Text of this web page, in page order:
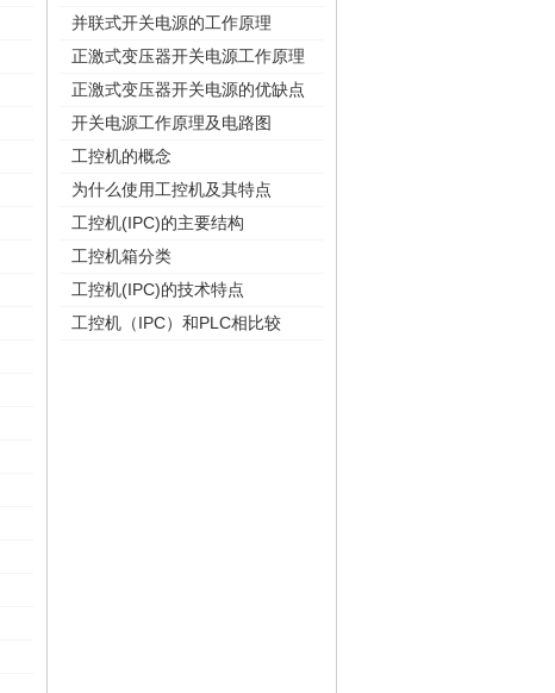
并联式开关电源的工作原理
正激式变压器开关电源工作原理
正激式变压器开关电源的优缺点
开关电源工作原理及电路图
工控机的概念
为什么使用工控机及其特点
工控机(IPC)的主要结构
工控机箱分类
工控机(IPC)的技术特点
工控机（IPC）和PLC相比较